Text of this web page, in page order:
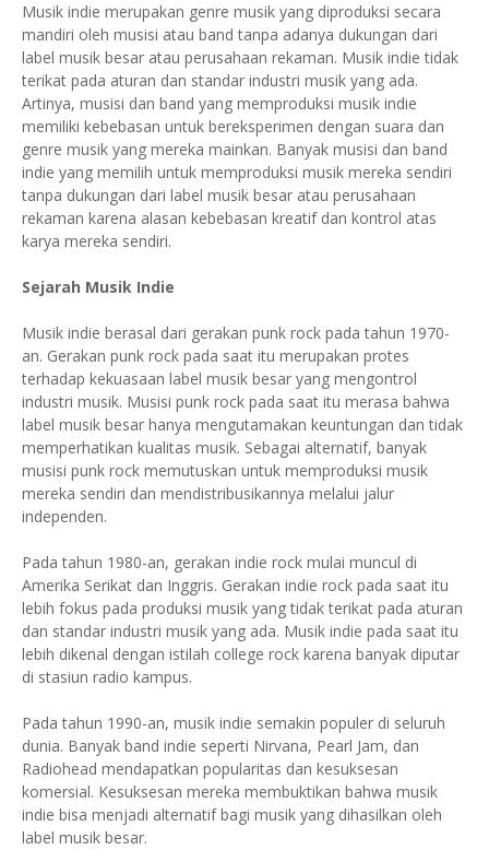
Musik indie merupakan genre musik yang diproduksi secara
mandiri oleh musisi atau band tanpa adanya dukungan dari
label musik besar atau perusahaan rekaman. Musik indie tidak
terikat pada aturan dan standar industri musik yang ada.
Artinya, musisi dan band yang memproduksi musik indie
memiliki kebebasan untuk bereksperimen dengan suara dan
genre musik yang mereka mainkan. Banyak musisi dan band
indie yang memilih untuk memproduksi musik mereka sendiri
tanpa dukungan dari label musik besar atau perusahaan
rekaman karena alasan kebebasan kreatif dan kontrol atas
karya mereka sendiri.
Sejarah Musik Indie
Musik indie berasal dari gerakan punk rock pada tahun 1970-
an. Gerakan punk rock pada saat itu merupakan protes
terhadap kekuasaan label musik besar yang mengontrol
industri musik. Musisi punk rock pada saat itu merasa bahwa
label musik besar hanya mengutamakan keuntungan dan tidak
memperhatikan kualitas musik. Sebagai alternatif, banyak
musisi punk rock memutuskan untuk memproduksi musik
mereka sendiri dan mendistribusikannya melalui jalur
independen.
Pada tahun 1980-an, gerakan indie rock mulai muncul di
Amerika Serikat dan Inggris. Gerakan indie rock pada saat itu
lebih fokus pada produksi musik yang tidak terikat pada aturan
dan standar industri musik yang ada. Musik indie pada saat itu
lebih dikenal dengan istilah college rock karena banyak diputar
di stasiun radio kampus.
Pada tahun 1990-an, musik indie semakin populer di seluruh
dunia. Banyak band indie seperti Nirvana, Pearl Jam, dan
Radiohead mendapatkan popularitas dan kesuksesan
komersial. Kesuksesan mereka membuktikan bahwa musik
indie bisa menjadi alternatif bagi musik yang dihasilkan oleh
label musik besar.